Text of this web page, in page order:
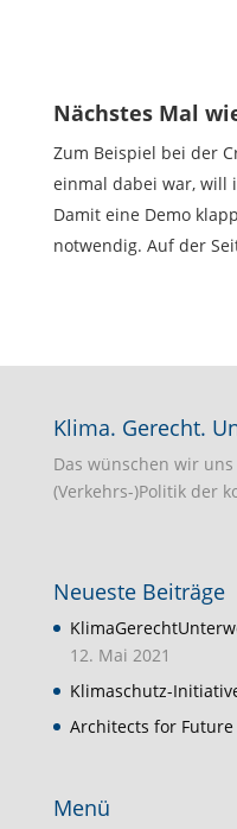
Nächstes Mal
Zum Beispiel bei der
einmal dabei war, will
Damit eine Demo
notwendig. Auf der
Klima. Gerecht.
Das wünschen wir
(Verkehrs-)Politik der
Neueste Beiträge
12. Mai 2021
Klimaschutz-
Architects for Future
Menü